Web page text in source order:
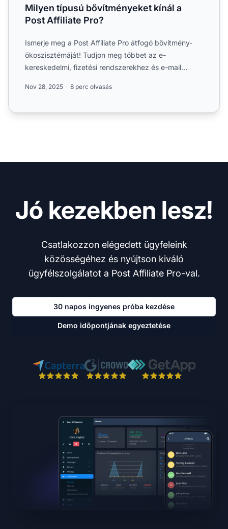
Milyen típusú bővítményeket kínál a
Post Affiliate Pro?
Ismerje meg a Post Affiliate Pro átfogó bővítmény-
ökoszisztémáját! Tudjon meg többet az e-
kereskedelmi, fizetési rendszerekhez és e-mail
Nov 28, 2025 8 perc olvasás
Jó kezekben lesz!
Csatlakozzon elégedett ügyfeleink
közösségéhez és nyújtson kiváló
ügyfélszolgálatot a Post Affiliate Pro-val.
30 napos ingyenes próba kezdése
Demo időpontjának egyeztetése